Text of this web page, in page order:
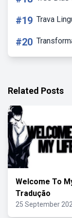
#19 Trava
#20
Related Posts
Welcome To
Tradução
25 September